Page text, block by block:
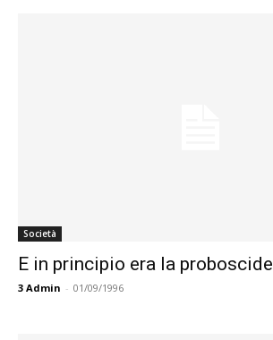
Società
E in principio era la proboscide
3 Admin - 01/09/1996